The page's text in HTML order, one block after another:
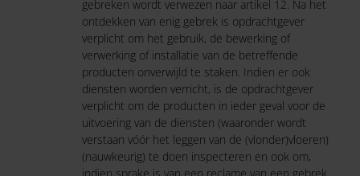
gebreken wordt verwezen naar artikel 12. Na het
ontdekken van enig gebrek is opdrachtgever
verplicht om het gebruik, de bewerking of
verwerking of installatie van de betreffende
producten onverwijld te staken. Indien er ook
diensten worden verricht, is de opdrachtgever
verplicht om de producten in ieder geval voor de
uitvoering van de diensten (waaronder wordt
verstaan vóór het leggen van de (vlonder)vloeren)
(nauwkeurig) te doen inspecteren en ook om,